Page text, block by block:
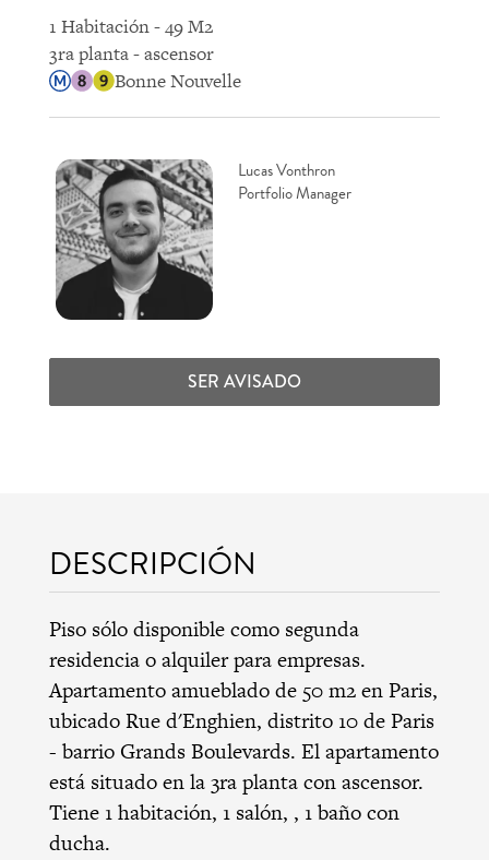
1 Habitación - 49 M2
3ra planta - ascensor
Bonne Nouvelle
Lucas Vonthron
Portfolio Manager
SER AVISADO
DESCRIPCIÓN
Piso sólo disponible como segunda
residencia o alquiler para empresas.
Apartamento amueblado de 50 m2 en Paris,
ubicado Rue d'Enghien, distrito 10 de Paris
- barrio Grands Boulevards. El apartamento
está situado en la 3ra planta con ascensor.
Tiene 1 habitación, 1 salón, , 1 baño con
ducha.